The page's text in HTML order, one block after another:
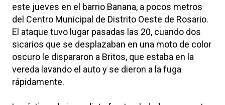
este jueves en el barrio Banana, a pocos metros
del Centro Municipal de Distrito Oeste de Rosario.
El ataque tuvo lugar pasadas las 20, cuando dos
sicarios que se desplazaban en una moto de color
oscuro le dispararon a Britos, que estaba en la
vereda lavando el auto y se dieron a la fuga
rápidamente.